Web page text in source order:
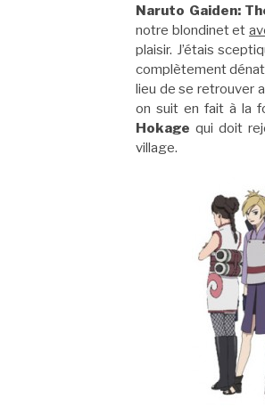
Naruto Gaiden:
notre blondinet et
plaisir. J’étais
complètement
lieu de se retrouver
on suit en fait à la
Hokage qui doit
village.